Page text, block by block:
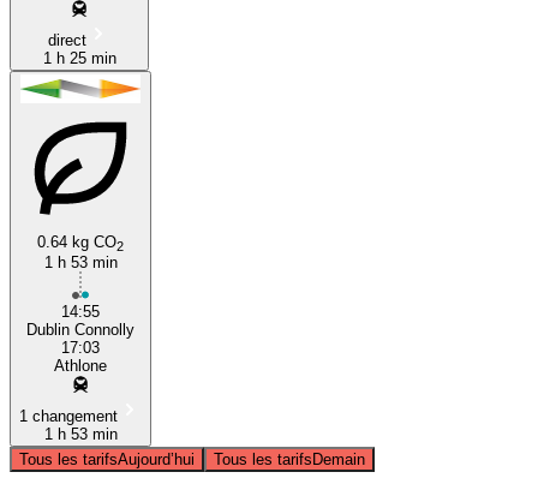
direct
1 h 25 min
0.64 kg CO2
1 h 53 min
14:55
Dublin Connolly
17:03
Athlone
1 changement
1 h 53 min
Tous les tarifsAujourd’hui Tous les tarifsDemain